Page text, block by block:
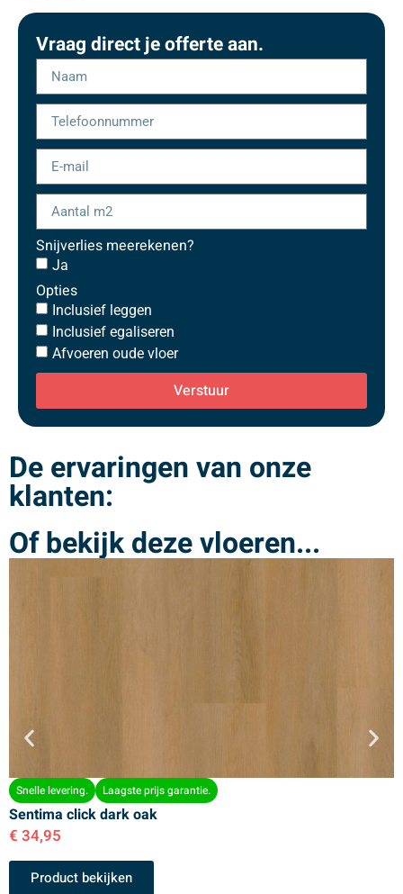
Vraag direct je offerte aan.
Snijverlies meerekenen?
Ja
Opties
Inclusief leggen
Inclusief egaliseren
Afvoeren oude vloer
Verstuur
De ervaringen van onze
klanten:
Of bekijk deze vloeren...
Snelle levering. Laagste prijs garantie.
Sentima click dark oak
€ 34,95
Product bekijken